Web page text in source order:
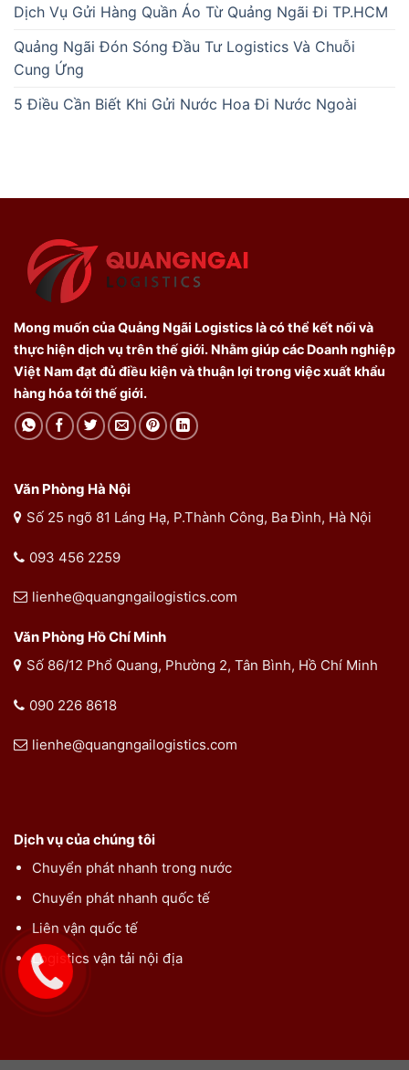
Dịch Vụ Gửi Hàng Quần Áo Từ Quảng Ngãi Đi TP.HCM
Quảng Ngãi Đón Sóng Đầu Tư Logistics Và Chuỗi
Cung Ứng
5 Điều Cần Biết Khi Gửi Nước Hoa Đi Nước Ngoài
Mong muốn của Quảng Ngãi Logistics là có thể kết nối và
thực hiện dịch vụ trên thế giới. Nhằm giúp các Doanh nghiệp
Việt Nam đạt đủ điều kiện và thuận lợi trong việc xuất khẩu
hàng hóa tới thế giới.
Văn Phòng Hà Nội
Số 25 ngõ 81 Láng Hạ, P.Thành Công, Ba Đình, Hà Nội
093 456 2259
lienhe@quangngailogistics.com
Văn Phòng Hồ Chí Minh
Số 86/12 Phổ Quang, Phường 2, Tân Bình, Hồ Chí Minh
090 226 8618
lienhe@quangngailogistics.com
Dịch vụ của chúng tôi
Chuyển phát nhanh trong nước
Chuyển phát nhanh quốc tế
Liên vận quốc tế
Logistics vận tải nội địa